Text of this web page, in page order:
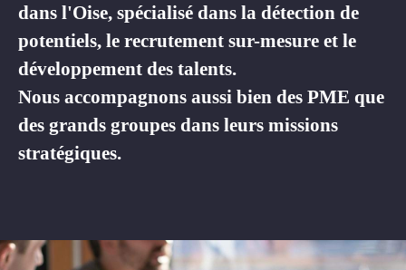
dans l'Oise, spécialisé dans la détection de
potentiels, le recrutement sur-mesure et le
développement des talents.
Nous accompagnons aussi bien des PME que
des grands groupes dans leurs missions
stratégiques.